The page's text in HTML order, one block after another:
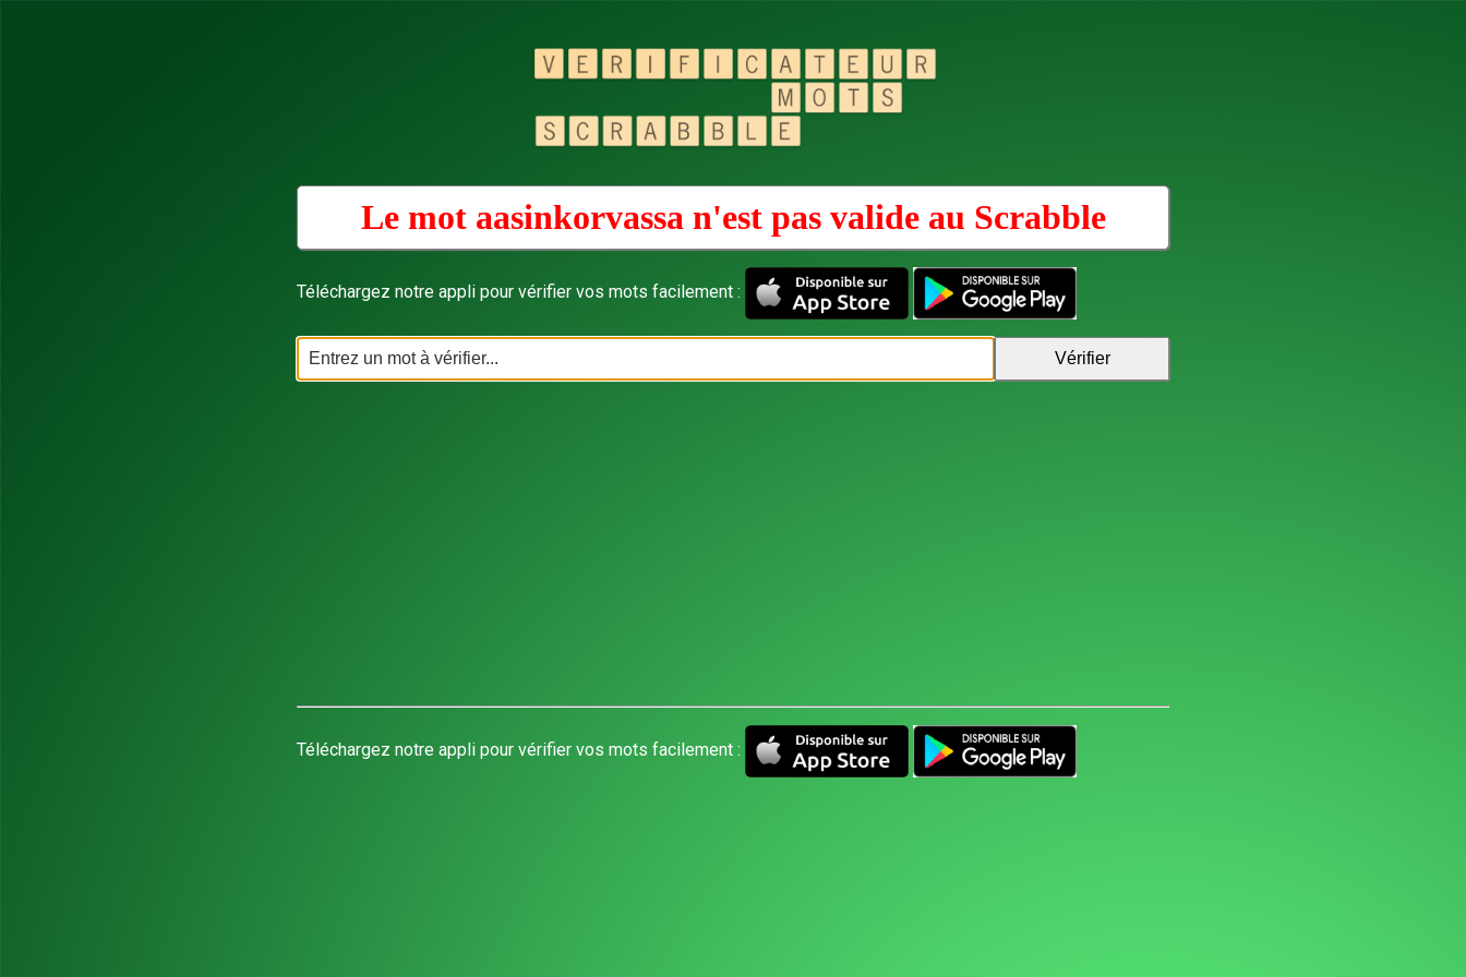
Le mot aasinkorvassa n'est pas valide au Scrabble
Téléchargez notre appli pour vérifier vos mots facilement :
Téléchargez notre appli pour vérifier vos mots facilement :